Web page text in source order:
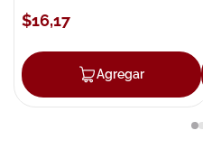
$16,17
Agregar